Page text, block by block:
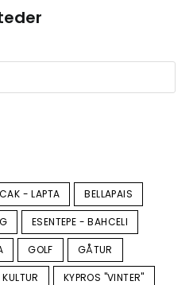
- LAPTA BELLAPAIS
ESENTEPE - BAHCELI
GOLF GÅTUR
KULTUR KYPROS "VINTER"